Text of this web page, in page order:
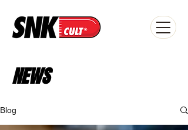
NEWS
Blog